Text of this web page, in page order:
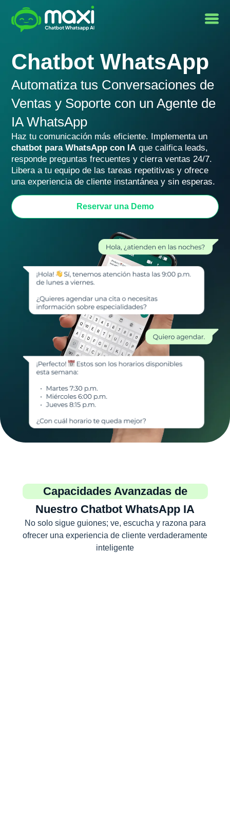
Chatbot WhatsApp
Automatiza tus Conversaciones de
Ventas y Soporte con unAgente de
IA WhatsApp
Haz tu comunicación más eficiente. Implementa un
chatbot para WhatsApp con IA que califica leads,
responde preguntas frecuentes y cierra ventas 24/7.
Libera a tu equipo de las tareas repetitivas y ofrece
una experiencia de cliente instantánea y sin esperas.
Reservar una Demo
Capacidades Avanzadas de
Nuestro Chatbot WhatsApp IA
No solo sigue guiones; ve, escucha y razona para
ofrecer una experiencia de cliente verdaderamente
inteligente